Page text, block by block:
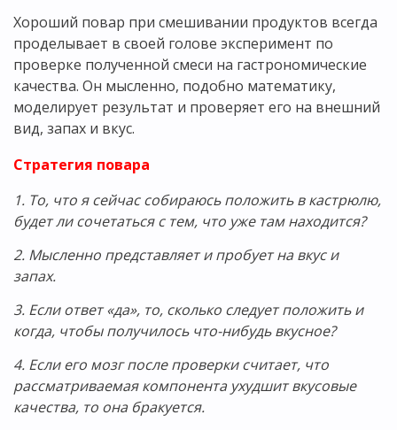
Хороший повар при смешивании продуктов всегда
проделывает в своей голове эксперимент по
проверке полученной смеси на гастрономические
качества. Он мысленно, подобно математику,
моделирует результат и проверяет его на внешний
вид, запах и вкус.
Стратегия повара
1. То, что я сейчас собираюсь положить в кастрюлю,
будет ли сочетаться с тем, что уже там находится?
2. Мысленно представляет и пробует на вкус и
запах.
3. Если ответ «да», то, сколько следует положить и
когда, чтобы получилось что-нибудь вкусное?
4. Если его мозг после проверки считает, что
рассматриваемая компонента ухудшит вкусовые
качества, то она бракуется.